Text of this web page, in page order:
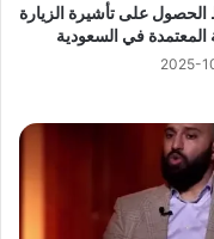
على تأشيرة الزيارة
المعتمدة في السعودية
2025-